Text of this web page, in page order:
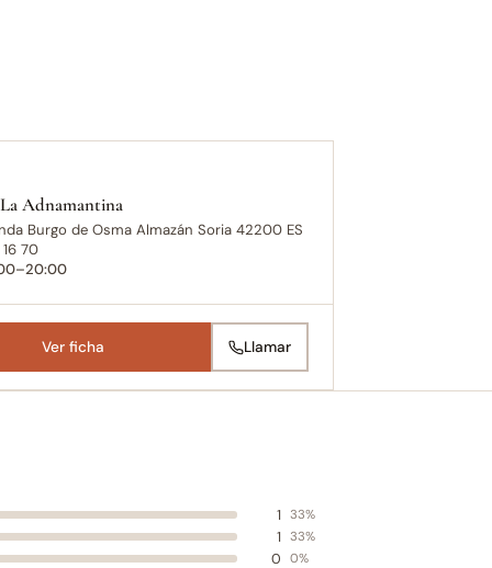
Adnamantina
Burgo de Osma Almazán Soria 42200 ES
70
Ver ficha Llamar
1 33%
1 33%
0 0%